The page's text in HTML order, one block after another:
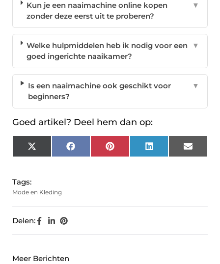
Kun je een naaimachine online kopen
zonder deze eerst uit te proberen?
▼
Welke hulpmiddelen heb ik nodig voor een
goed ingerichte naaikamer?
▼
Is een naaimachine ook geschikt voor
beginners?
▼
Goed artikel? Deel hem dan op:
X
(Twitter)
FacebookPinterest LinkedIn Email
Tags:
Mode en Kleding
Delen:
Meer Berichten